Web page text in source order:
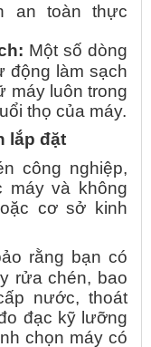
an toàn thực
Một số dòng
động làm sạch
máy luôn trong
thọ của máy.
lắp đặt
công nghiệp,
máy và không
cơ sở kinh
rằng bạn có
rửa chén, bao
nước, thoát
đạc kỹ lưỡng
chọn máy có